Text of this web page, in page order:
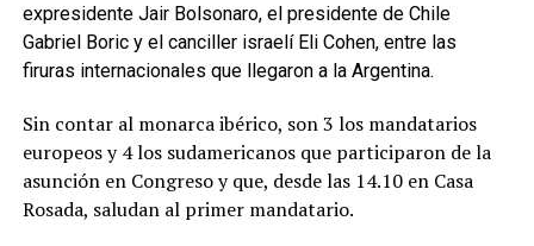
expresidente Jair Bolsonaro, el presidente de Chile
Gabriel Boric y el canciller israelí Eli Cohen, entre las
firuras internacionales que llegaron a la Argentina.
Sin contar al monarca ibérico, son 3 los mandatarios
europeos y 4 los sudamericanos que participaron de la
asunción en Congreso y que, desde las 14.10 en Casa
Rosada, saludan al primer mandatario.